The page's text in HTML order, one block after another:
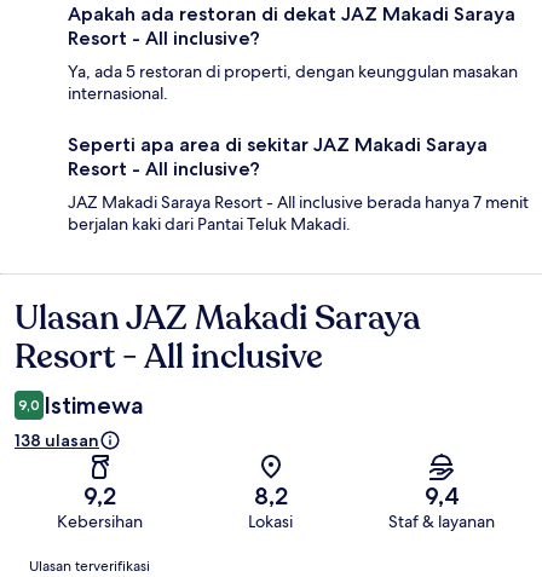
Apakah ada restoran di dekat JAZ Makadi Saraya
Resort - All inclusive?
Ya, ada 5 restoran di properti, dengan keunggulan masakan
internasional.
Seperti apa area di sekitar JAZ Makadi Saraya
Resort - All inclusive?
JAZ Makadi Saraya Resort - All inclusive berada hanya 7 menit
berjalan kaki dari Pantai Teluk Makadi.
Ulasan
Ulasan JAZ Makadi Saraya
Resort - All inclusive
9,0 Istimewa
138 ulasan
9,2
Kebersihan
8,2
Lokasi
9,4
Staf & layanan
Ulasan
Ulasan terverifikasi